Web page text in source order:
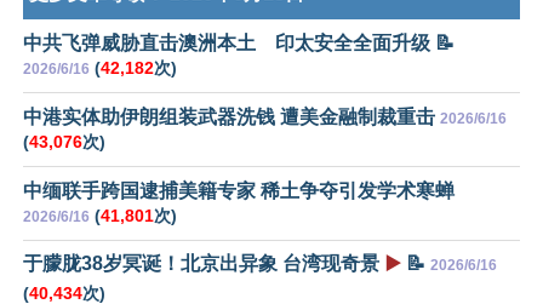
中共飞弹威胁直击澳洲本土 印太安全全面升级 📝
2026/6/16 (42,182次)
中港实体助伊朗组装武器洗钱 遭美金融制裁重击 2026/6/16
(43,076次)
中缅联手跨国逮捕美籍专家 稀土争夺引发学术寒蝉
2026/6/16 (41,801次)
于朦胧38岁冥诞！北京出异象 台湾现奇景 ▶️ 📝 2026/6/16
(40,434次)